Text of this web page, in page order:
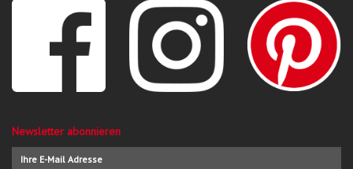
Newsletter abonnieren